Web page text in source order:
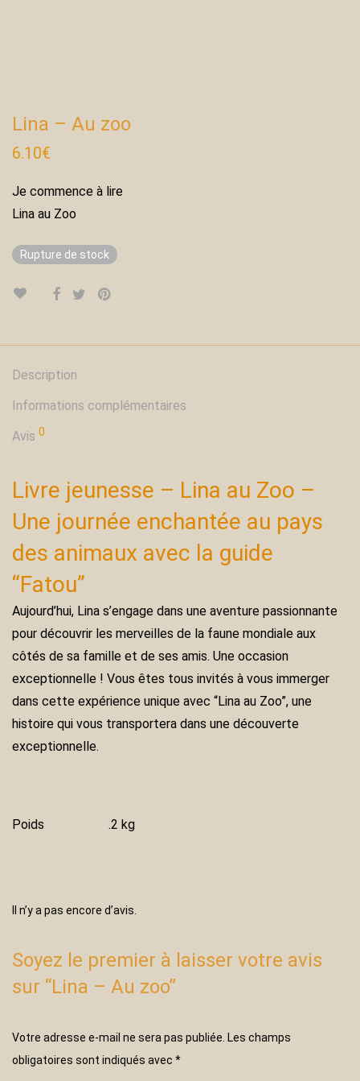
Lina – Au zoo
6.10€
Je commence à lire
Lina au Zoo
Rupture de stock
Description
Informations complémentaires
Avis 0
Livre jeunesse – Lina au Zoo –
Une journée enchantée au pays
des animaux avec la guide
“Fatou”
Aujourd’hui, Lina s’engage dans une aventure passionnante
pour découvrir les merveilles de la faune mondiale aux
côtés de sa famille et de ses amis. Une occasion
exceptionnelle ! Vous êtes tous invités à vous immerger
dans cette expérience unique avec “Lina au Zoo”, une
histoire qui vous transportera dans une découverte
exceptionnelle.
Poids .2 kg
Il n’y a pas encore d’avis.
Soyez le premier à laisser votre avis
sur “Lina – Au zoo”
Votre adresse e-mail ne sera pas publiée. Les champs
obligatoires sont indiqués avec *